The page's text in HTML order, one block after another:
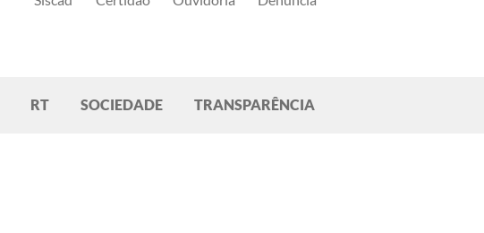
RT SOCIEDADE TRANSPARÊNCIA